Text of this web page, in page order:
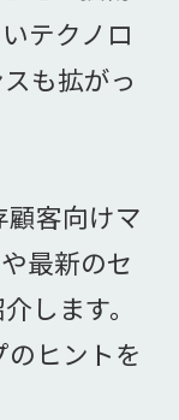
テクノロ
も拡がっ
顧客向けマ
最新のセ
します。
ヒントを